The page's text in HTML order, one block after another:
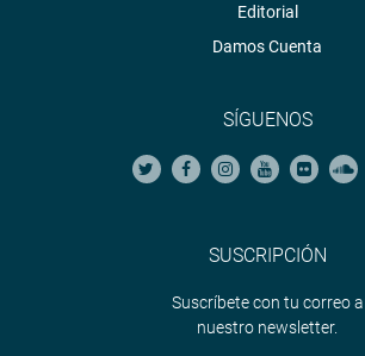
Editorial
Damos Cuenta
SÍGUENOS
SUSCRIPCIÓN
Suscríbete con tu correo a
nuestro newsletter.